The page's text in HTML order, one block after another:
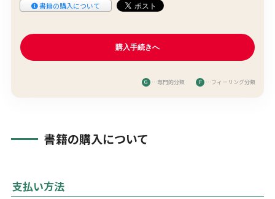
書籍の購入について
G …専門的分類 F …フィーリング分類
書籍の購入について
支払い方法